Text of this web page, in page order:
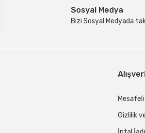
Sosyal Medya
Bizi Sosyal Medyada
Gizlilik